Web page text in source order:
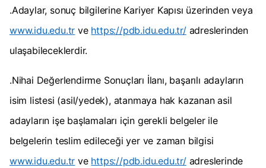
.Adaylar, sonuç bilgilerine Kariyer Kapısı üzerinden veya
www.idu.edu.tr ve https://pdb.idu.edu.tr/adreslerinden
ulaşabileceklerdir.
.Nihai Değerlendirme Sonuçları İlanı, başarılı adayların
isim listesi (asil/yedek), atanmaya hak kazanan asil
adayların işe başlamaları için gerekli belgeler ile
belgelerin teslim edileceği yer ve zaman bilgisi
www.idu.edu.tr ve https://pdb.idu.edu.tr/adreslerinde